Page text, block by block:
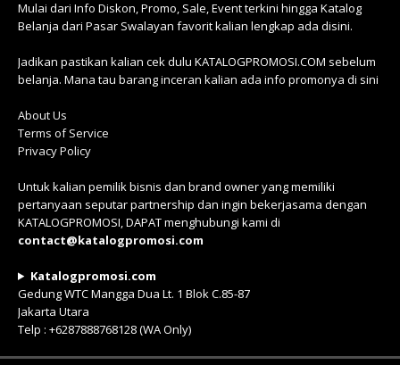
Mulai dari Info Diskon, Promo, Sale, Event terkini hingga Katalog
Belanja dari Pasar Swalayan favorit kalian lengkap ada disini.
Jadikan pastikan kalian cek dulu KATALOGPROMOSI.COM sebelum
belanja. Mana tau barang inceran kalian ada info promonya di sini
About Us
Terms of Service
Privacy Policy
Untuk kalian pemilik bisnis dan brand owner yang memiliki
pertanyaan seputar partnership dan ingin bekerjasama dengan
KATALOGPROMOSI, DAPAT menghubungi kami di
contact@katalogpromosi.com
Katalogpromosi.com
Gedung WTC Mangga Dua Lt. 1 Blok C.85-87
Jakarta Utara
Telp : +6287888768128 (WA Only)